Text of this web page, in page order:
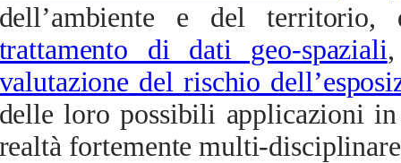
e del
di dati geo-spaziali
del rischio
loro possibili applicazioni
fortemente multi-